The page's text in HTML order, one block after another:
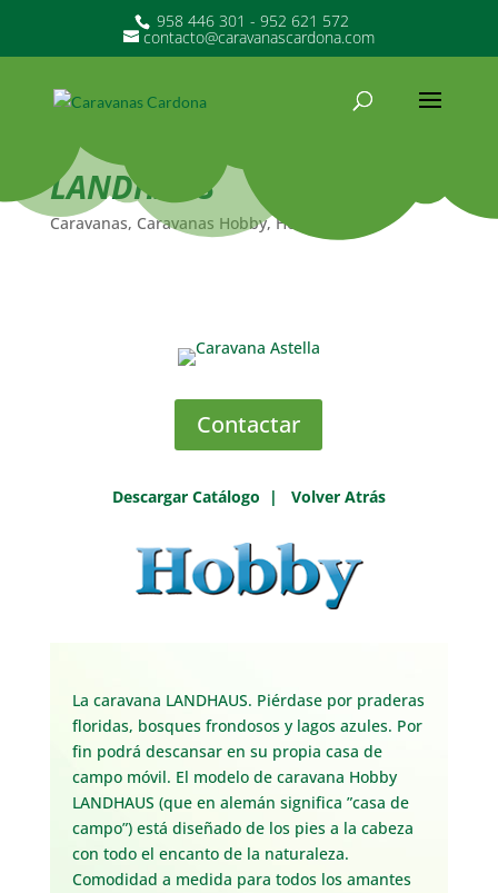
958 446 301 - 952 621 572
contacto@caravanascardona.com
LANDHAUS
Caravanas, Caravanas Hobby,Hobby
Contactar
Descargar Catálogo | Volver Atrás
La caravana LANDHAUS. Piérdase por praderas
floridas, bosques frondosos y lagos azules. Por
fin podrá descansar en su propia casa de
campo móvil. El modelo de caravana Hobby
LANDHAUS (que en alemán significa ”casa de
campo”) está diseñado de los pies a la cabeza
con todo el encanto de la naturaleza.
Comodidad a medida para todos los amantes